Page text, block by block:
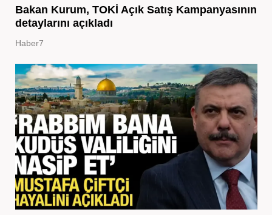
Bakan Kurum, TOKİ Açık Satış Kampanyasının
detaylarını açıkladı
Haber7